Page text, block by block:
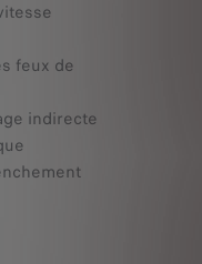
feux de
indirecte